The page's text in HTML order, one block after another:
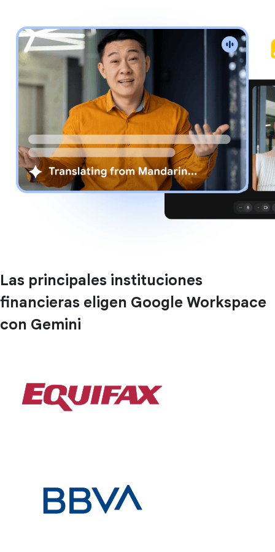
Las principales instituciones
financieras eligen Google Workspace
con Gemini